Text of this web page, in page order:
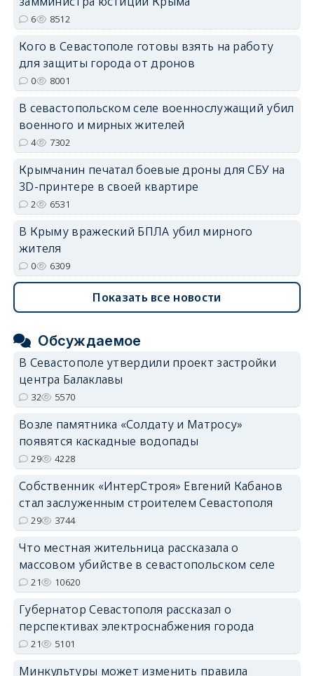
6 8512
Кого в Севастополе готовы взять на работу
для защиты города от дронов
0 8001
В севастопольском селе военнослужащий убил
военного и мирных жителей
4 7302
Крымчанин печатал боевые дроны для СБУ на
3D-принтере в своей квартире
2 6531
В Крыму вражеский БПЛА убил мирного
жителя
0 6309
Показать все новости
Обсуждаемое
В Севастополе утвердили проект застройки
центра Балаклавы
32 5570
Возле памятника «Солдату и Матросу»
появятся каскадные водопады
29 4228
Собственник «ИнтерСтроя» Евгений Кабанов
стал заслуженным строителем Севастополя
29 3744
Что местная жительница рассказала о
массовом убийстве в севастопольском селе
21 10620
Губернатор Севастополя рассказал о
перспективах электроснабжения города
21 5101
Минкультуры может изменить правила